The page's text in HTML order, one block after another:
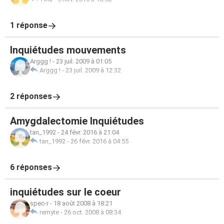
1 réponse
Inquiétudes mouvements
Arggg ! - 23 juil. 2009 à 01:05
Arggg ! - 23 juil. 2009 à 12:32
2 réponses
Amygdalectomie Inquiétudes
tan_1992 - 24 févr. 2016 à 21:04
tan_1992 - 26 févr. 2016 à 04:55
6 réponses
inquiétudes sur le coeur
spec-r - 18 août 2008 à 18:21
remyte - 26 oct. 2008 à 08:34